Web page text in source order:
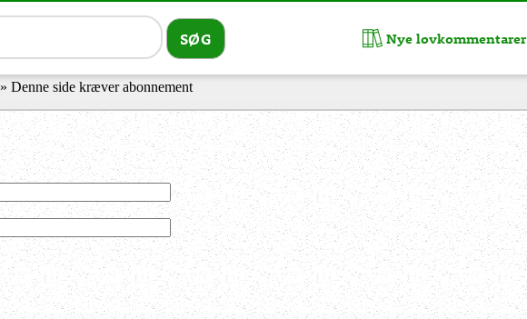
» Denne side kræver abonnement
Nye lovkommentarer